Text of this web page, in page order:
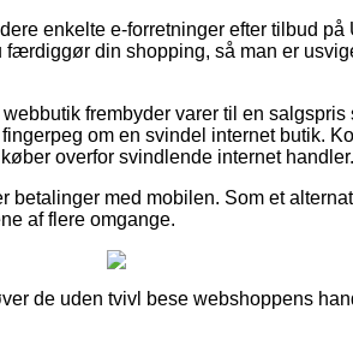
enkelte e-forretninger efter tilbud på
færdiggør din shopping, så man er
frembyder varer til en salgspris
om en svindel internet butik.
overfor svindlende internet handler.
betalinger med mobilen. Som et
af flere omgange.
de uden tvivl bese webshoppens